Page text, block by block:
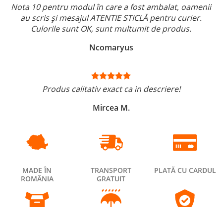
Nota 10 pentru modul în care a fost ambalat, oamenii
au scris și mesajul ATENTIE STICLĂ pentru curier.
Culorile sunt OK, sunt multumit de produs.
Ncomaryus
Produs calitativ exact ca in descriere!
Mircea M.
MADE ÎN
ROMÂNIA
TRANSPORT
GRATUIT
PLATĂ CU CARDUL